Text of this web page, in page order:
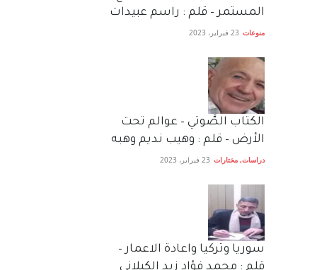
المستمر – قلم : راسم عبيدات
منوعات 23 فبراير، 2023
الكتاب الصَّوتي – عوالم تحت
الأرض – قلم : وهيب نديم وهبه
دراسات, مختارات 23 فبراير، 2023
سوريا وتركيا واعادة الاعمار –
قلم : محمد فؤاد زيد الكيلاني